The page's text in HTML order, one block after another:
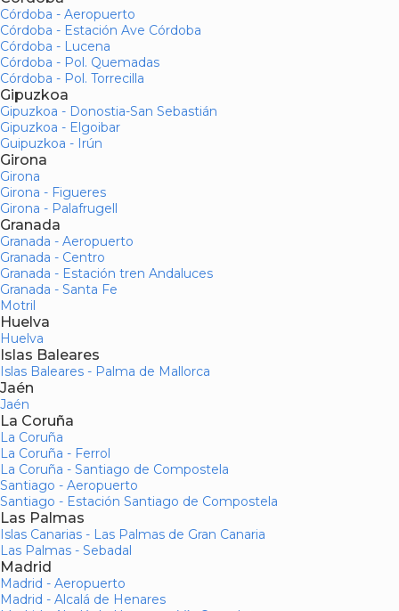
Córdoba - Aeropuerto
Córdoba - Estación Ave Córdoba
Córdoba - Lucena
Córdoba - Pol. Quemadas
Córdoba - Pol. Torrecilla
Gipuzkoa
Gipuzkoa - Donostia-San Sebastián
Gipuzkoa - Elgoibar
Guipuzkoa - Irún
Girona
Girona
Girona - Figueres
Girona - Palafrugell
Granada
Granada - Aeropuerto
Granada - Centro
Granada - Estación tren Andaluces
Granada - Santa Fe
Motril
Huelva
Huelva
Islas Baleares
Islas Baleares - Palma de Mallorca
Jaén
Jaén
La Coruña
La Coruña
La Coruña - Ferrol
La Coruña - Santiago de Compostela
Santiago - Aeropuerto
Santiago - Estación Santiago de Compostela
Las Palmas
Islas Canarias - Las Palmas de Gran Canaria
Las Palmas - Sebadal
Madrid
Madrid - Aeropuerto
Madrid - Alcalá de Henares